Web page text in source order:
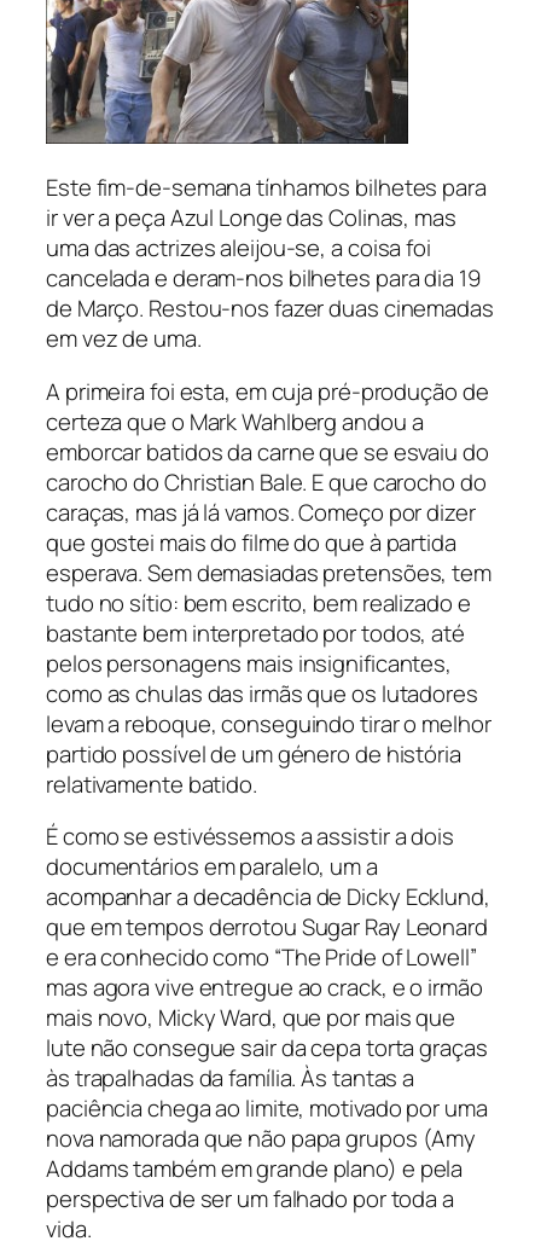
Este fim-de-semana tínhamos bilhetes para
ir ver a peça Azul Longe das Colinas, mas
uma das actrizes aleijou-se, a coisa foi
cancelada e deram-nos bilhetes para dia 19
de Março. Restou-nos fazer duas cinemadas
em vez de uma.
A primeira foi esta, em cuja pré-produção de
certeza que o Mark Wahlberg andou a
emborcar batidos da carne que se esvaiu do
carocho do Christian Bale. E que carocho do
caraças, mas já lá vamos. Começo por dizer
que gostei mais do filme do que à partida
esperava. Sem demasiadas pretensões, tem
tudo no sítio: bem escrito, bem realizado e
bastante bem interpretado por todos, até
pelos personagens mais insignificantes,
como as chulas das irmãs que os lutadores
levam a reboque, conseguindo tirar o melhor
partido possível de um género de história
relativamente batido.
É como se estivéssemos a assistir a dois
documentários em paralelo, um a
acompanhar a decadência de Dicky Ecklund,
que em tempos derrotou Sugar Ray Leonard
e era conhecido como “The Pride of Lowell”
mas agora vive entregue ao crack, e o irmão
mais novo, Micky Ward, que por mais que
lute não consegue sair da cepa torta graças
às trapalhadas da família. Às tantas a
paciência chega ao limite, motivado por uma
nova namorada que não papa grupos (Amy
Addams também em grande plano) e pela
perspectiva de ser um falhado por toda a
vida.